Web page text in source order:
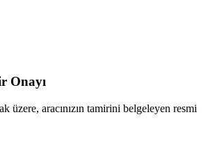
Onayı
üzere, aracınızın tamirini belgeleyen resmi